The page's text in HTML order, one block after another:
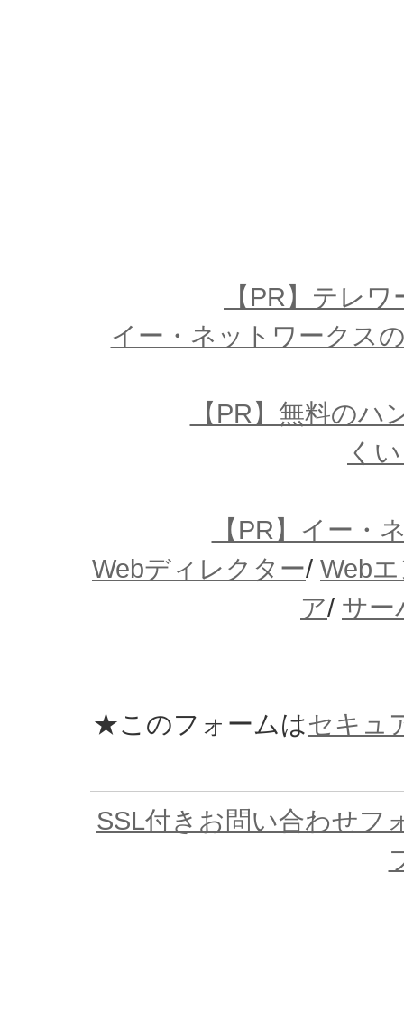
【PR】テレ
イー・ネットワークス
【PR】無料の
く
【PR】イー・
Webディレクター/ Web
ア/ サー
★このフォームはセキュ
SSL付きお問い合わせフ